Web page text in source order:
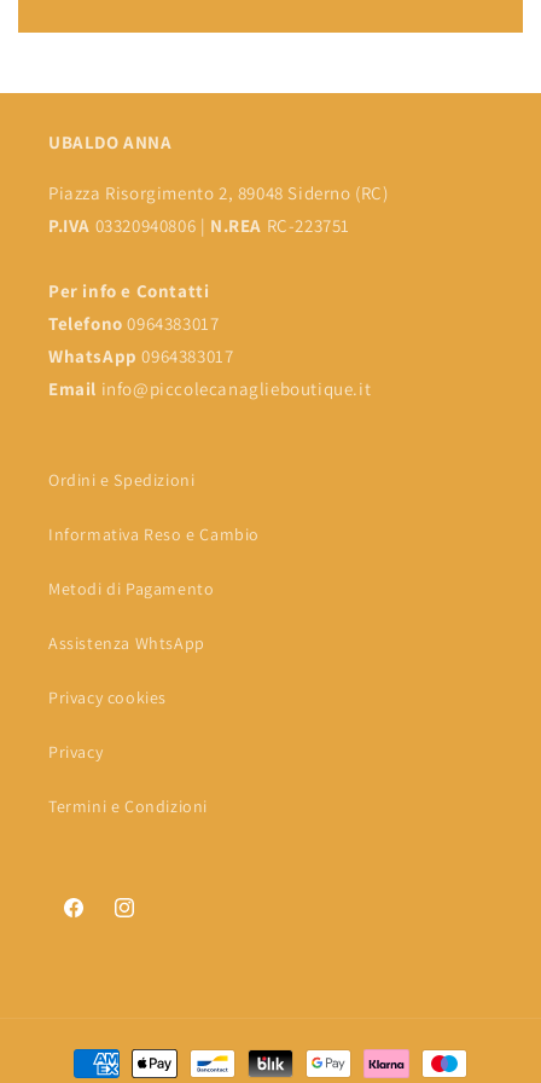
UBALDO ANNA
Piazza Risorgimento 2, 89048 Siderno (RC)
P.IVA 03320940806 | N.REA RC-223751
Per info e Contatti
Telefono 0964383017
WhatsApp0964383017
Email info@piccolecanaglieboutique.it
Ordini e Spedizioni
Informativa Reso e Cambio
Metodi di Pagamento
Assistenza WhtsApp
Privacy cookies
Privacy
Termini e Condizioni
FacebookInstagram
Metodi